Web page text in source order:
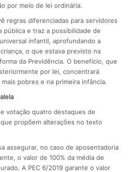
por meio de lei ordinária.
regras diferenciadas para servidores
pública e traz a possibilidade de
infantil, aprofundando a
o que estava previsto na
da Previdência. O benefício, que
por lei, concentrará
pobres e na primeira infância.
votação quatro destaques de
propõem alterações no texto
assegurar, no caso de aposentadoria
o valor de 100% da média de
A PEC 6/2019 garante o valor